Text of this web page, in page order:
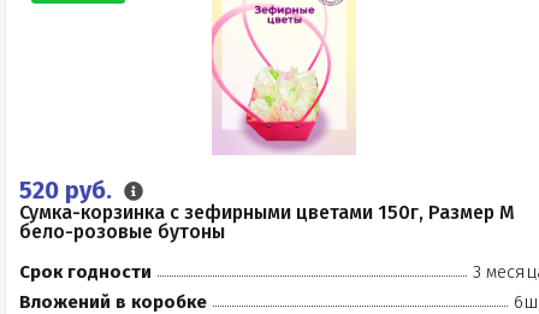
520 руб.
Сумка-корзинка с зефирными цветами 150г, Размер М
бело-розовые бутоны
Срок годности
3
Вложений в коробке